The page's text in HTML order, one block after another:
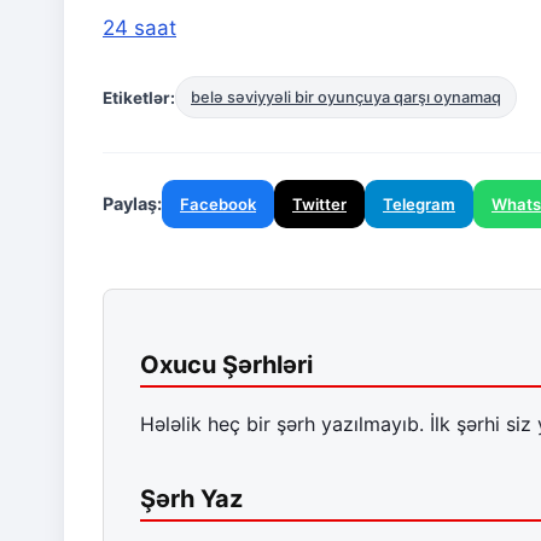
24 saat
Etiketlər: belə səviyyəli bir oyunçuya qarşı oynamaq
Paylaş: Facebook Twitter Telegram
Oxucu Şərhləri
Hələlik heç bir şərh yazılmayıb. İlk şərhi siz
Şərh Yaz